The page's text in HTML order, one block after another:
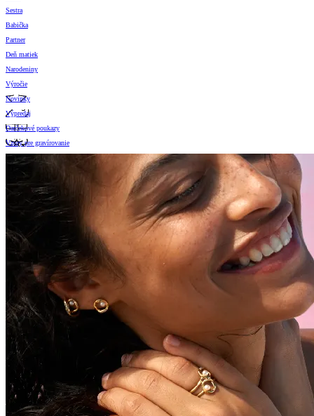
Sestra
Babička
Partner
Deň matiek
Narodeniny
Výročie
Novinky
Výpredaj
Darčekové poukazy
Vzory pre gravírovanie